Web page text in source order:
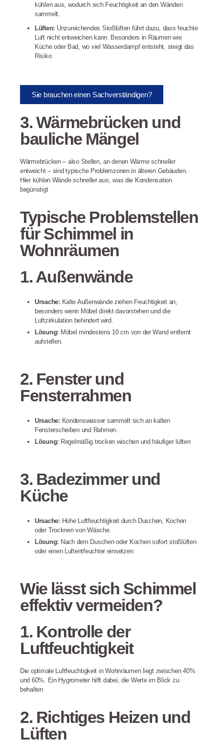
kühlen aus, wodurch sich Feuchtigkeit an den Wänden
sammelt.
Lüften: Unzureichendes Stoßlüften führt dazu, dass feuchte
Luft nicht entweichen kann. Besonders in Räumen wie
Küche oder Bad, wo viel Wasserdampf entsteht, steigt das
Risiko
Sie brauchen einen Sachverständigen?
3. Wärmebrücken und
bauliche Mängel
Wärmebrücken – also Stellen, an denen Wärme schneller
entweicht – sind typische Problemzonen in älteren Gebäuden.
Hier kühlen Wände schneller aus, was die Kondensation
begünstigt
Typische Problemstellen
für Schimmel in
Wohnräumen
1. Außenwände
Ursache: Kalte Außenwände ziehen Feuchtigkeit an,
besonders wenn Möbel direkt davorstehen und die
Luftzirkulation behindert wird.
Lösung: Möbel mindestens 10 cm von der Wand entfernt
aufstellen.
2. Fenster und
Fensterrahmen
Ursache: Kondenswasser sammelt sich an kalten
Fensterscheiben und Rahmen.
Lösung: Regelmäßig trocken wischen und häufiger lüften
3. Badezimmer und
Küche
Ursache: Hohe Luftfeuchtigkeit durch Duschen, Kochen
oder Trocknen von Wäsche.
Lösung: Nach dem Duschen oder Kochen sofort stoßlüften
oder einen Luftentfeuchter einsetzen
Wie lässt sich Schimmel
effektiv vermeiden?
1. Kontrolle der
Luftfeuchtigkeit
Die optimale Luftfeuchtigkeit in Wohnräumen liegt zwischen 40%
und 60%. Ein Hygrometer hilft dabei, die Werte im Blick zu
behalten
2. Richtiges Heizen und
Lüften